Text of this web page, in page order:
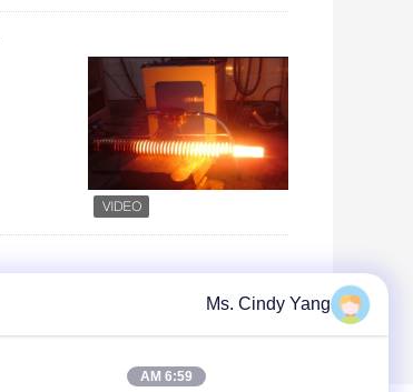
Ms. Cindy Yang
6:59 AM